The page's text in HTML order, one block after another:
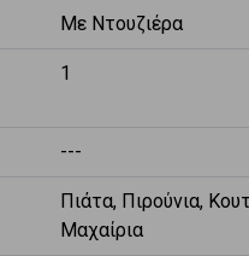
Με Ντουζιέρα
1
---
Πιάτα, Πιρούνια,
Μαχαίρια